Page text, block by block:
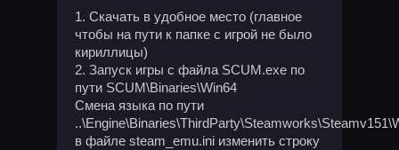
1. Скачать в удобное место (главное
чтобы на пути к папке с игрой не было
кириллицы)
2. Запуск игры с файла SCUM.exe по
пути SCUM\Binaries\Win64
Смена языка по пути
в файле steam_emu.ini изменить строку